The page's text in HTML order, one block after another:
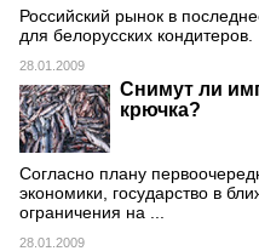
Российский рынок в
для белорусских кондитеров.
28.01.2009
Снимут ли
крючка?
Согласно плану
экономики, государство в
ограничения на ...
28.01.2009